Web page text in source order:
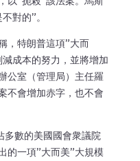
對的”。
，特朗普這項”大而
成本的努力，並將增加
公室（管理局）主任羅
不會增加赤字，也不會
多數的美國國會衆議院
的一項”大而美”大規模